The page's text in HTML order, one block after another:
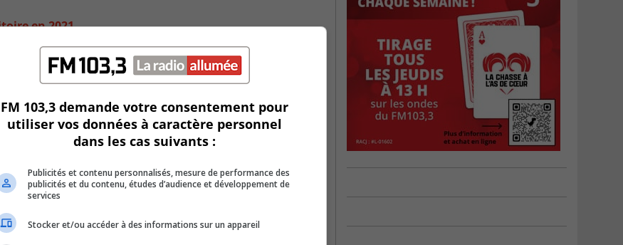
en 2021
FM 103,3 demande votre consentement pour
utiliser vos données à caractère personnel
dans les cas suivants :
Publicités et contenu personnalisés, mesure de performance des
publicités et du contenu, études d’audience et développement de
services
Stocker et/ou accéder à des informations sur un appareil